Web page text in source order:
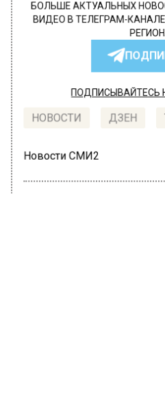
БОЛЬШЕ АКТУАЛЬНЫХ
ВИДЕО В ТЕЛЕГРАМ-
ПОДПИСЫВАЙТЕСЬ
НОВОСТИ ДЗЕН
Новости СМИ2